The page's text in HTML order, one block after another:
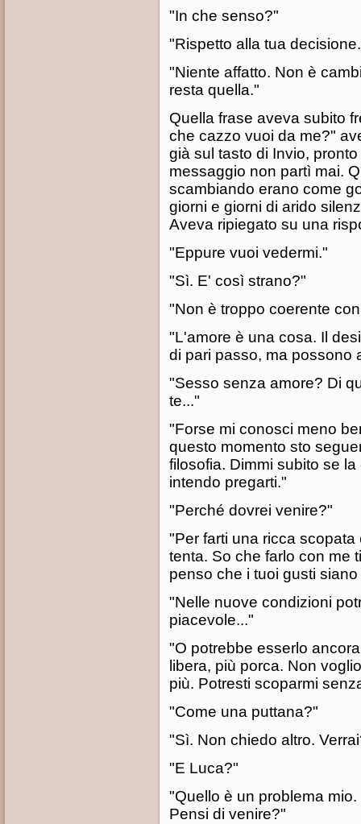
"In che senso?"
"Rispetto alla tua
"Niente affatto. Non è
resta quella."
Quella frase aveva subito
che cazzo vuoi da me?"
già sul tasto di Invio,
messaggio non partì mai.
scambiando erano come
giorni e giorni di arido
Aveva ripiegato su una
"Eppure vuoi vedermi."
"Sì. E' così strano?"
"Non è troppo coerente
"L'amore è una cosa. Il
di pari passo, ma possono
"Sesso senza amore? Di
te..."
"Forse mi conosci meno
questo momento sto
filosofia. Dimmi subito se
intendo pregarti."
"Perché dovrei venire?"
"Per farti una ricca
tenta. So che farlo con me
penso che i tuoi gusti
"Nelle nuove condizioni
piacevole..."
"O potrebbe esserlo
libera, più porca. Non
più. Potresti scoparmi
"Come una puttana?"
"Sì. Non chiedo altro.
"E Luca?"
"Quello è un problema
Pensi di venire?"